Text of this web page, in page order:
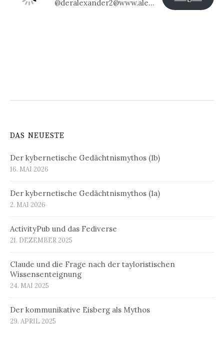
@deralexander2@www.alexander-klier.net
DAS NEUESTE
Der kybernetische Gedächtnismythos (1b)
16. MAI 2026
Der kybernetische Gedächtnismythos (1a)
2. MAI 2026
ActivityPub und das Fediverse
21. DEZEMBER 2025
Claude und die Frage nach der tayloristischen
Wissensenteignung
24. MAI 2025
Der kommunikative Eisberg als Mythos
29. APRIL 2025